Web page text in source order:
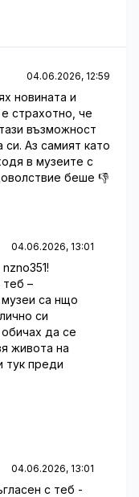
04.06.2026, 12:59
новината и
страхотно, че
възможност
Аз самият като
в музеите с
беше 👎
04.06.2026, 13:01
теб –
са нщо
си
да се
живота на
тук преди
04.06.2026, 13:01
с теб -